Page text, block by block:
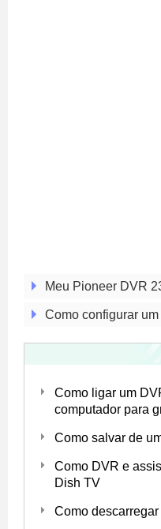
Meu Pioneer DVR
Como configurar
Como ligar um
computador para
Como salvar de
Como DVR e
Dish TV
Como